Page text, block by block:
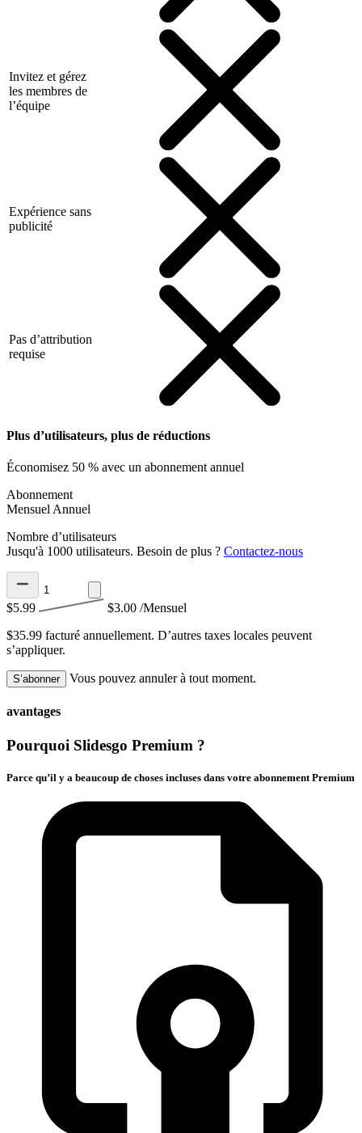
Invitez et gérez
les membres de
l’équipe
Expérience sans
publicité
Pas d’attribution
requise
Plus d’utilisateurs, plus de réductions
Économisez 50 % avec un abonnement annuel
Abonnement
Mensuel Annuel
Nombre d’utilisateurs
Jusqu'à 1000 utilisateurs. Besoin de plus ? Contactez-nous
$5.99 $3.00 /Mensuel
$35.99 facturé annuellement. D’autres taxes locales peuvent
s’appliquer.
S’abonner Vous pouvez annuler à tout moment.
avantages
Pourquoi Slidesgo Premium ?
Parce qu’il y a beaucoup de choses incluses dans votre abonnement Premium